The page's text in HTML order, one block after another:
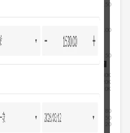
50
100
150
2026/08/07
10K
20K
30K
20
50
80